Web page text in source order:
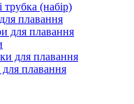
трубка (набір)
плавання
для плавання
для плавання
плавання